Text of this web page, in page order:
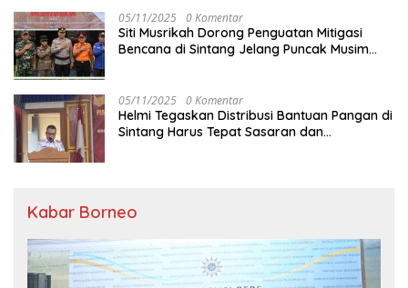
05/11/2025 0 Komentar
Siti Musrikah Dorong Penguatan Mitigasi
Bencana di Sintang Jelang Puncak Musim
05/11/2025 0 Komentar
Helmi Tegaskan Distribusi Bantuan Pangan di
Sintang Harus Tepat Sasaran dan
Kabar Borneo